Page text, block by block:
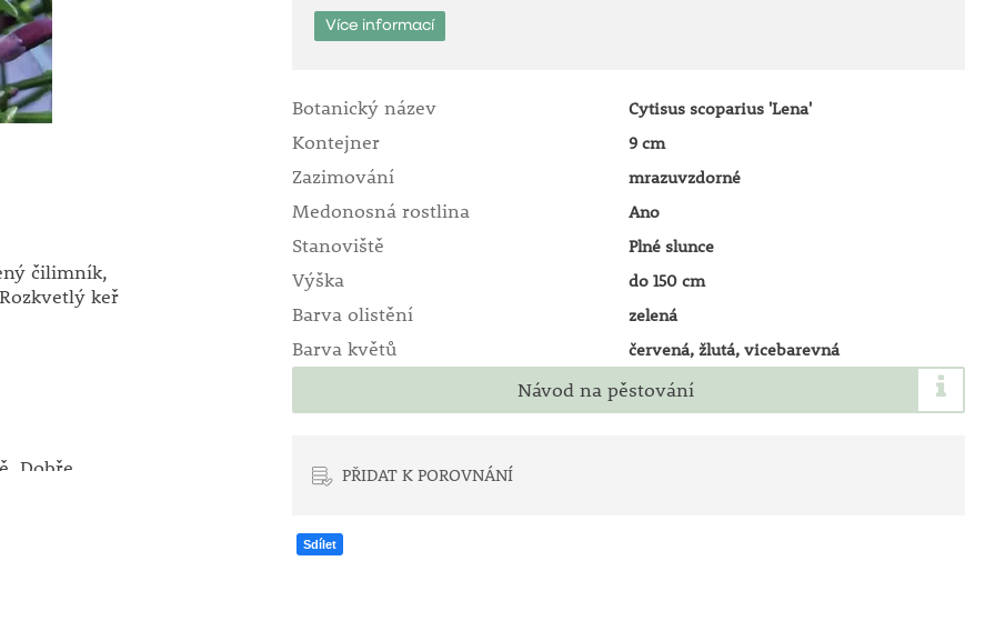
čilimník,
keř
Dobře
vápna.
se výsadbě
Více informací
Botanický název Cytisus scoparius 'Lena'
Kontejner 9 cm
Zazimování mrazuvzdorné
Medonosná rostlina Ano
Stanoviště Plné slunce
Výška do 150 cm
Barva olistění zelená
Barva květů červená, žlutá, vicebarevná
Návod na pěstování
PŘIDAT K POROVNÁNÍ
Sdílet